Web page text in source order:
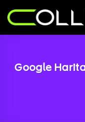
atla
Google